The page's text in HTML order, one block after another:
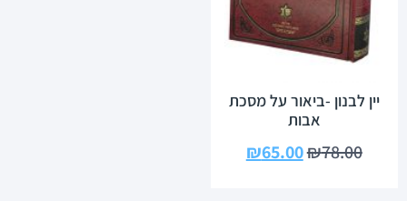
יין לבנון -ביאור על מסכת
אבות
₪78.00
₪65.00